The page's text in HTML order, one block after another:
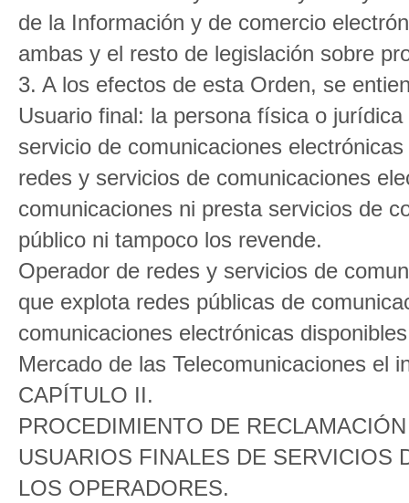
de la Información y de comercio
ambas y el resto de legislación sobre
3. A los efectos de esta Orden, se
Usuario final: la persona física o
servicio de comunicaciones
redes y servicios de comunicaciones
comunicaciones ni presta servicios de
público ni tampoco los revende.
Operador de redes y servicios de
que explota redes públicas de
comunicaciones electrónicas
Mercado de las Telecomunicaciones el
CAPÍTULO II.
PROCEDIMIENTO DE
USUARIOS FINALES DE SERVICIOS
LOS OPERADORES.